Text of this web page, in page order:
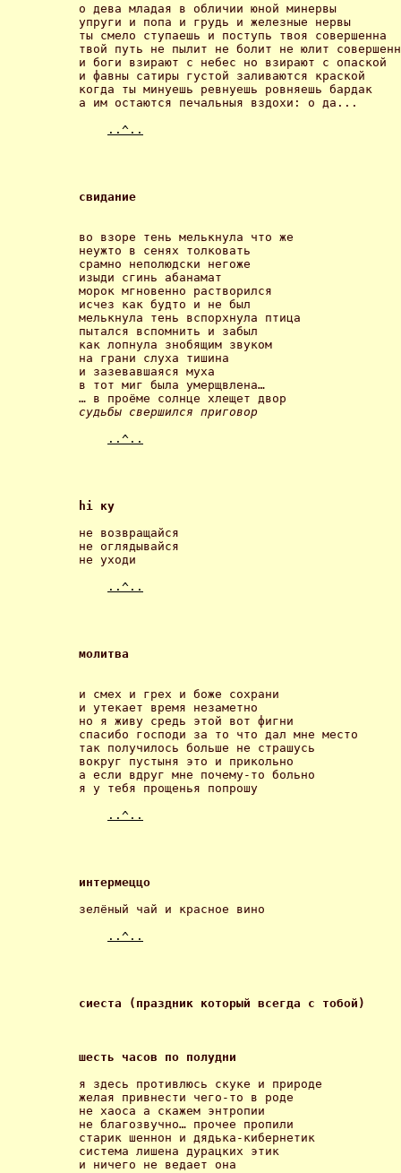
о дева младая в обличии юной минервы
упруги и попа и грудь и железные нервы
ты смело ступаешь и поступь твоя совершенна
твой путь не пылит не болит не юлит
и боги взирают с небес но взирают с опаской
и фавны сатиры густой заливаются краской
когда ты минуешь ревнуешь ровняешь бардак
а им остаются печальныя вздохи: о да...
..^..
свидание
во взоре тень мелькнула что же
неужто в сенях толковать
срамно неполюдски негоже
изыди сгинь абанамат
морок мгновенно растворился
исчез как будто и не был
мелькнула тень вспорхнула птица
пытался вспомнить и забыл
как лопнула знобящим звуком
на грани слуха тишина
и зазевавшаяся муха
в тот миг была умерщвлена…
судьбы свершился приговор
..^..
hi ку
не возвращайся
не оглядывайся
не уходи
..^..
молитва
и смех и грех и боже сохрани
и утекает время незаметно
но я живу средь этой вот фигни
спасибо господи за то что дал мне место
так получилось больше не страшусь
вокруг пустыня это и прикольно
а если вдруг мне почему-то больно
я у тебя прощенья попрошу
..^..
интермеццо
зелёный чай и красное вино
..^..
сиеста (праздник который всегда с тобой)
шесть часов по полудни
я здесь противлюсь скуке и природе
желая привнести чего-то в роде
не хаоса а скажем энтропии
не благозвучно… прочее пропили
старик шеннон и дядька-кибернетик
система лишена дурацких этик
и ничего не ведает она